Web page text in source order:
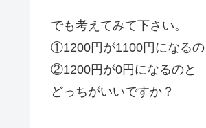
でも考えてみて下さい。
①1200円が1100円になるの
②1200円が0円になるのと
どっちがいいですか？